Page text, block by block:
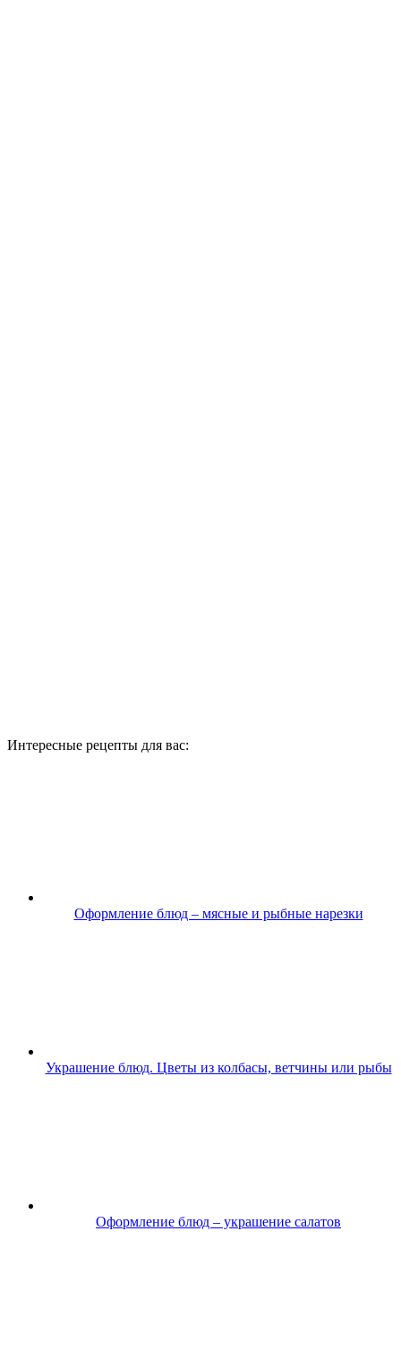
Интересные рецепты для вас:
Оформление блюд – мясные и рыбные нарезки
Украшение блюд. Цветы из колбасы, ветчины или рыбы
Оформление блюд – украшение салатов